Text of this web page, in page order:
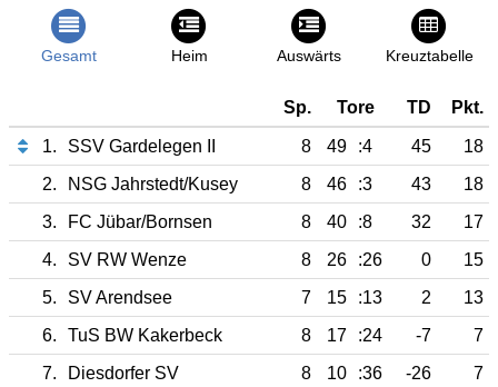
Gesamt Heim Auswärts Kreuztabelle
Sp. Tore TD Pkt.
1. SSV Gardelegen II 8 49 :4 45
18
2.
NSG Jahrstedt/Kusey 8 46 :3 43
18
3.
FC Jübar/Bornsen 8 40 :8 32
17
4.
SV RW Wenze 8 26 :26 0
15
5.
SV Arendsee 7 15 :13 2
13
6.
TuS BW Kakerbeck 8 17 :24 -7
7
7.
Diesdorfer SV 8 10 :36 -26
7